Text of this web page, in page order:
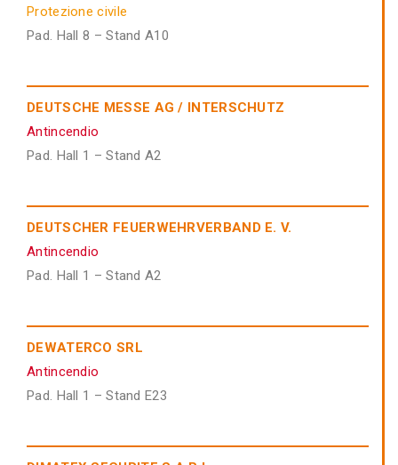
Protezione civile
Pad. Hall 8 – Stand A10
DEUTSCHE MESSE AG / INTERSCHUTZ
Antincendio
Pad. Hall 1 – Stand A2
DEUTSCHER FEUERWEHRVERBAND E. V.
Antincendio
Pad. Hall 1 – Stand A2
DEWATERCO SRL
Antincendio
Pad. Hall 1 – Stand E23